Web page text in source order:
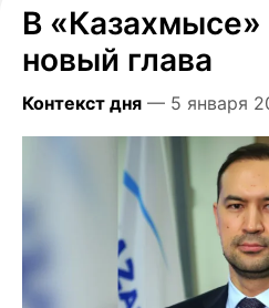
В «Казахмысе»
новый глава
Контекст дня — 5 января